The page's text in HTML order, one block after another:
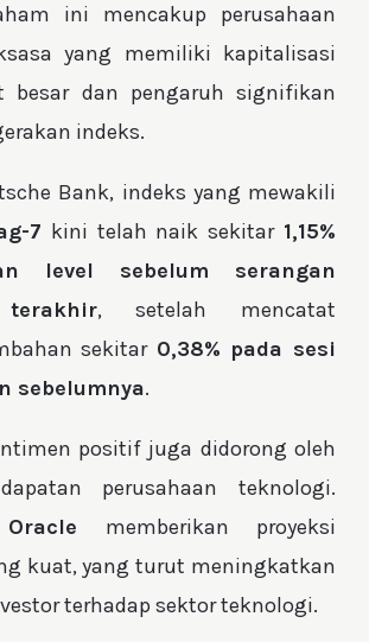
ini mencakup perusahaan
yang memiliki kapitalisasi
besar dan pengaruh signifikan
indeks.
Bank, indeks yang mewakili
7 kini telah naik sekitar 1,15%
level sebelum serangan
, setelah mencatat
sekitar 0,38% pada sesi
sebelumnya.
positif juga didorong oleh
perusahaan teknologi.
Oracle memberikan proyeksi
kuat, yang turut meningkatkan
terhadap sektor teknologi.